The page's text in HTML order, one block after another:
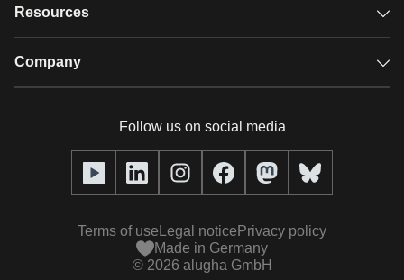
Glossary
GDPR video hosting
Resources
Case studies
alugha Academy
Company
Our team
Press (media kit)
Follow us on social media
© 2026 alugha GmbH
Made in Germany
Terms of use Legal notice Privacy policy